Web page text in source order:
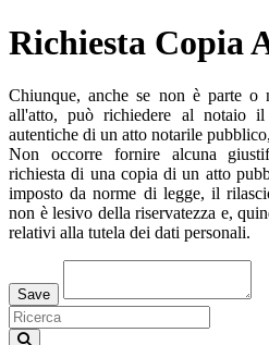
Richiesta Copia
Chiunque, anche se non è parte o
all'atto, può richiedere al notaio
autentiche di un atto notarile
Non occorre fornire alcuna
richiesta di una copia di un atto
imposto da norme di legge, il
non è lesivo della riservatezza e,
relativi alla tutela dei dati personali.
Save